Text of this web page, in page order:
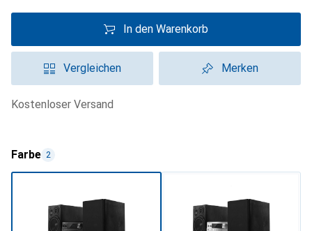
In den Warenkorb
Vergleichen Merken
kostenloser Versand
Farbe 2